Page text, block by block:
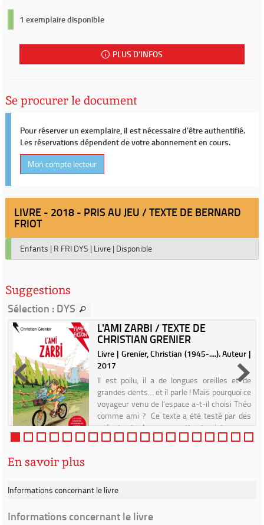
1 exemplaire disponible
PLUS D'INFOS
Se procurer le document
Pour réserver un exemplaire, il est nécessaire d'être authentifié.
Les réservations dépendent de votre abonnement en cours.
Mon compte lecteur
LIVRE - 2018 - PRIS AU JEU / TEXTE DE BERNARD
FRIOT
Enfants | R FRI DYS | Livre | Disponible
Suggestions
Sélection : DYS
L'AMI ZARBI / TEXTE DE
CHRISTIAN GRENIER
Livre | Grenier, Christian (1945-....). Auteur |
2017
Il est poilu, il a de longues oreilles et de
grandes dents… et il parle ! Mais pourquoi ce
voyageur venu de l'espace a-t-il choisi Théo
comme ami ? Ce texte a été testé par des
enfants et relu par une orthophoniste...
En savoir plus
Informations concernant le livre
Informations concernant le livre